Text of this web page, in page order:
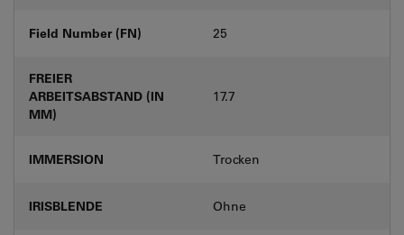
Field Number (FN) 25
FREIER
ARBEITSABSTAND (IN
MM)
17.7
IMMERSION Trocken
IRISBLENDE Ohne